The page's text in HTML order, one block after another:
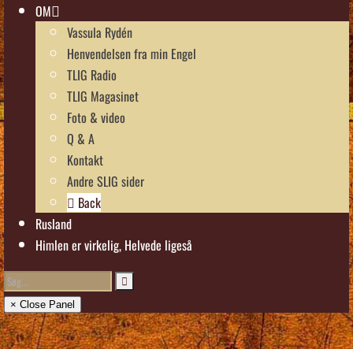
OM
Vassula Rydén
Henvendelsen fra min Engel
TLIG Radio
TLIG Magasinet
Foto & video
Q & A
Kontakt
Andre SLIG sider
Back
Rusland
Himlen er virkelig, Helvede ligeså
× Close Panel